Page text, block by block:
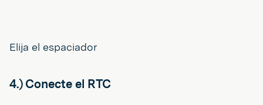
Elija el espaciador
4.) Conecte el RTC